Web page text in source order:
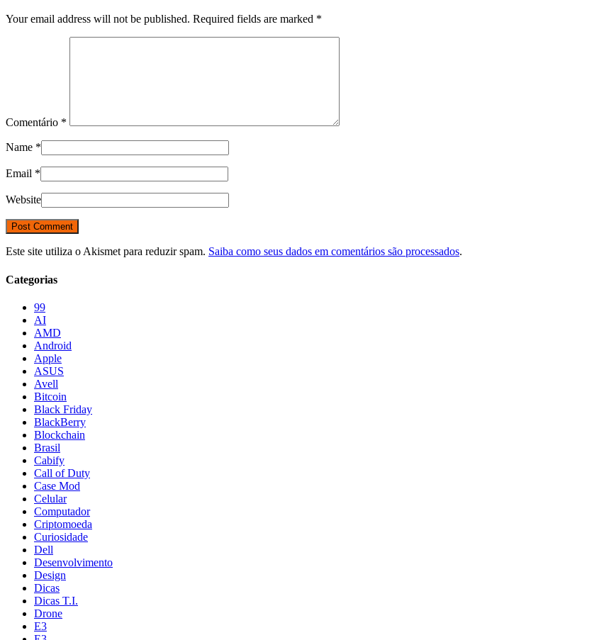
Your email address will not be published. Required fields are marked *
Comentário *
Name *
Email *
Website
Este site utiliza o Akismet para reduzir spam. Saiba como seus dados em comentários são processados.
Categorias
99
AI
AMD
Android
Apple
ASUS
Avell
Bitcoin
Black Friday
BlackBerry
Blockchain
Brasil
Cabify
Call of Duty
Case Mod
Celular
Computador
Criptomoeda
Curiosidade
Dell
Desenvolvimento
Design
Dicas
Dicas T.I.
Drone
E3